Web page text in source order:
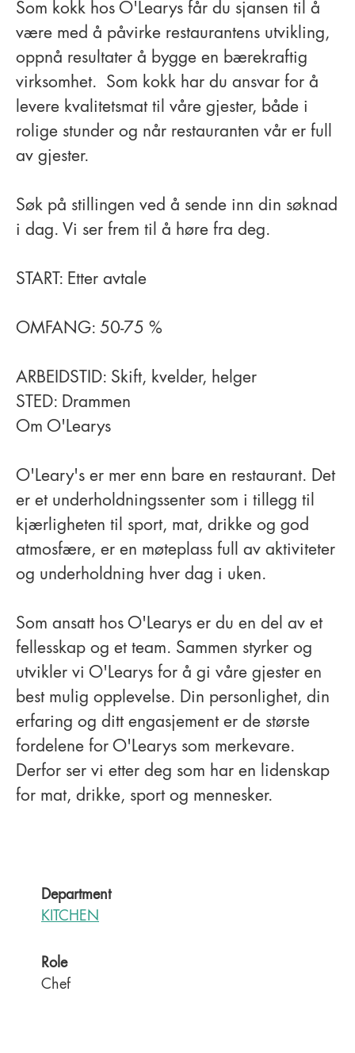
Som kokk hos O'Learys får du sjansen til å
være med å påvirke restaurantens utvikling,
oppnå resultater å bygge en bærekraftig
virksomhet. Som kokk har du ansvar for å
levere kvalitetsmat til våre gjester, både i
rolige stunder og når restauranten vår er full
av gjester.
Søk på stillingen ved å sende inn din søknad
i dag. Vi ser frem til å høre fra deg.
START: Etter avtale
OMFANG: 50-75 %
ARBEIDSTID: Skift, kvelder, helger
STED: Drammen
Om O'Learys
O'Leary's er mer enn bare en restaurant. Det
er et underholdningssenter som i tillegg til
kjærligheten til sport, mat, drikke og god
atmosfære, er en møteplass full av aktiviteter
og underholdning hver dag i uken.
Som ansatt hos O'Learys er du en del av et
fellesskap og et team. Sammen styrker og
utvikler vi O'Learys for å gi våre gjester en
best mulig opplevelse. Din personlighet, din
erfaring og ditt engasjement er de største
fordelene for O'Learys som merkevare.
Derfor ser vi etter deg som har en lidenskap
for mat, drikke, sport og mennesker.
Department
KITCHEN
Role
Chef